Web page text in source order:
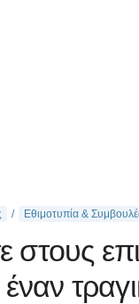
Εθιμοτυπία &
στους